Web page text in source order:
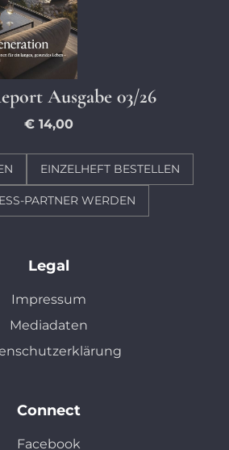
Ausgabe 03/26
€ 14,00
EINZELHEFT BESTELLEN
PARTNER WERDEN
Legal
Impressum
Mediadaten
Connect
Facebook